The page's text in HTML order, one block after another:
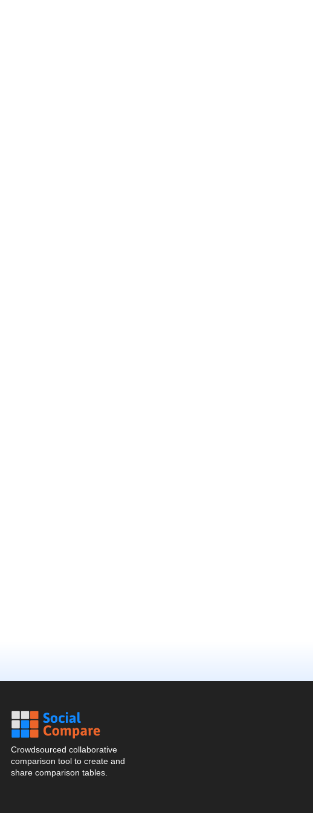
Crowdsourced collaborative
comparison tool to create and
share comparison tables.